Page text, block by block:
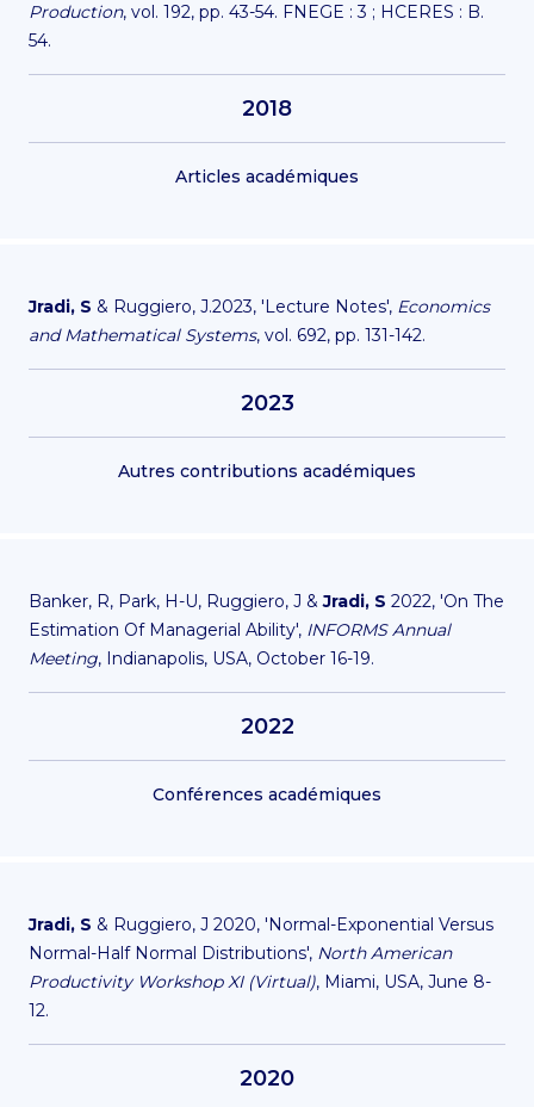
Production, vol. 192, pp. 43-54. FNEGE : 3 ; HCERES : B.
54.
2018
Articles académiques
Jradi, S & Ruggiero, J.2023, 'Lecture Notes', Economics
and Mathematical Systems, vol. 692, pp. 131-142.
2023
Autres contributions académiques
Banker, R, Park, H-U, Ruggiero, J &Jradi, S 2022, 'On The
Estimation Of Managerial Ability', INFORMS Annual
Meeting, Indianapolis, USA, October 16-19.
2022
Conférences académiques
Jradi, S & Ruggiero, J 2020, 'Normal-Exponential Versus
Normal-Half Normal Distributions', North American
Productivity Workshop XI (Virtual), Miami, USA, June 8-
12.
2020